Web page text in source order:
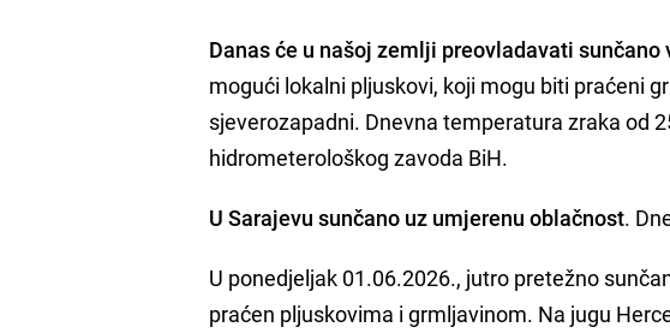
Danas će u našoj zemlji preovladavati
mogući lokalni pljuskovi, koji mogu biti praćeni
sjeverozapadni. Dnevna temperatura zraka od
hidrometerološkog zavoda BiH.
U Sarajevu sunčano uz umjerenu oblačnost.
U ponedjeljak 01.06.2026., jutro pretežno
praćen pljuskovima i grmljavinom. Na jugu